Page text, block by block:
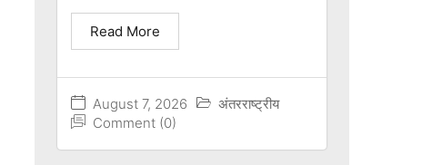
August 7, 2026
अंतरराष्ट्रीय
Comment (0)
Read More